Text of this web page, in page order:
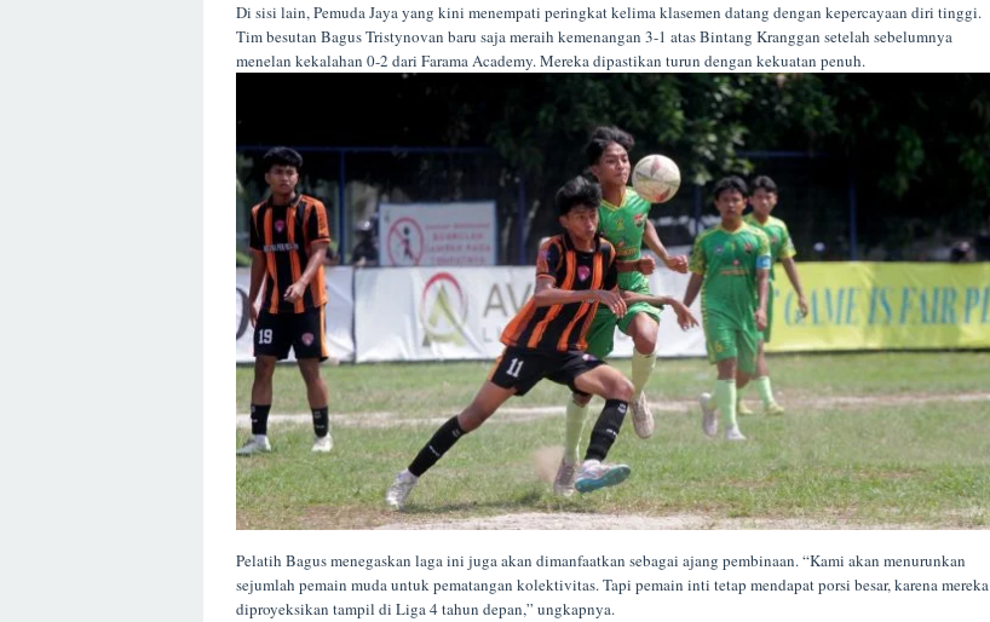
Di sisi lain, Pemuda Jaya yang kini menempati peringkat kelima klasemen datang dengan kepercayaan diri tinggi.
Tim besutan Bagus Tristynovan baru saja meraih kemenangan 3-1 atas Bintang Kranggan setelah sebelumnya
menelan kekalahan 0-2 dari Farama Academy. Mereka dipastikan turun dengan kekuatan penuh.
Pelatih Bagus menegaskan laga ini juga akan dimanfaatkan sebagai ajang pembinaan. “Kami akan menurunkan
sejumlah pemain muda untuk pematangan kolektivitas. Tapi pemain inti tetap mendapat porsi besar, karena mereka
diproyeksikan tampil di Liga 4 tahun depan,” ungkapnya.